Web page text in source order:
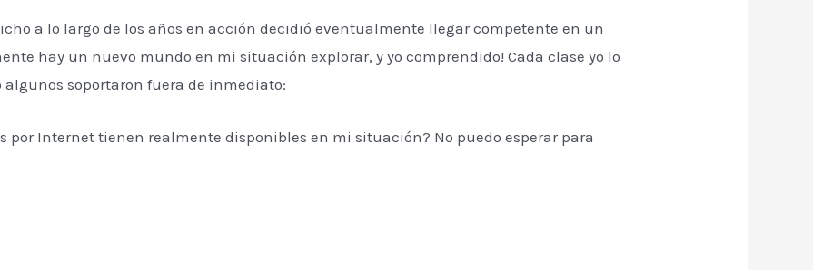
a lo largo de los años en acción decidió eventualmente llegar competente en un
hay un nuevo mundo en mi situación explorar, y yo comprendido! Cada clase yo lo
soportaron fuera de inmediato:
por Internet tienen realmente disponibles en mi situación? No puedo esperar para